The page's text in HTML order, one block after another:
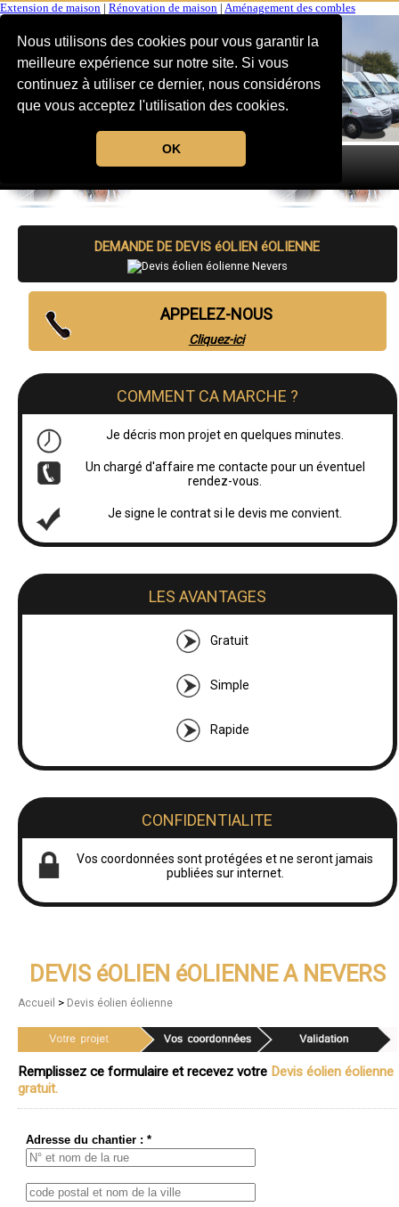
Nous utilisons des cookies pour vous garantir la
meilleure expérience sur notre site. Si vous
continuez à utiliser ce dernier, nous considérons
que vous acceptez l'utilisation des cookies.
OK
Extension de maison Rénovation de maison Aménagement des combles
MENU
DEMANDE DE DEVIS éOLIEN éOLIENNE
APPELEZ-NOUS
Cliquez-ici
COMMENT CA MARCHE ?
Je décris mon projet en quelques minutes.
Un chargé d'affaire me contacte pour un éventuel
rendez-vous.
Je signe le contrat si le devis me convient.
LES AVANTAGES
Gratuit
Simple
Rapide
CONFIDENTIALITE
Vos coordonnées sont protégées et ne seront jamais
publiées sur internet.
DEVIS éOLIEN éOLIENNE A NEVERS
Accueil > Devis éolien éolienne
Remplissez ce formulaire et recevez votre Devis éolien éolienne
gratuit.
Adresse du chantier : *